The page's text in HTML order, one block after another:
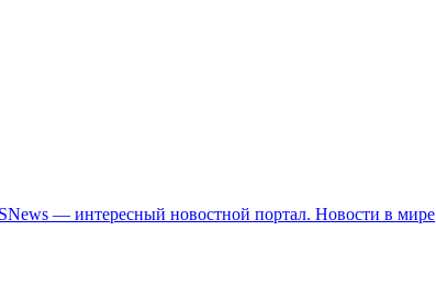
SNews — интересный новостной портал. Новости в мире